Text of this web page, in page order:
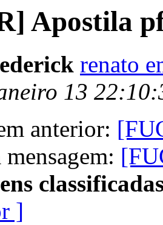
Apostila
renato
13
anterior:
]